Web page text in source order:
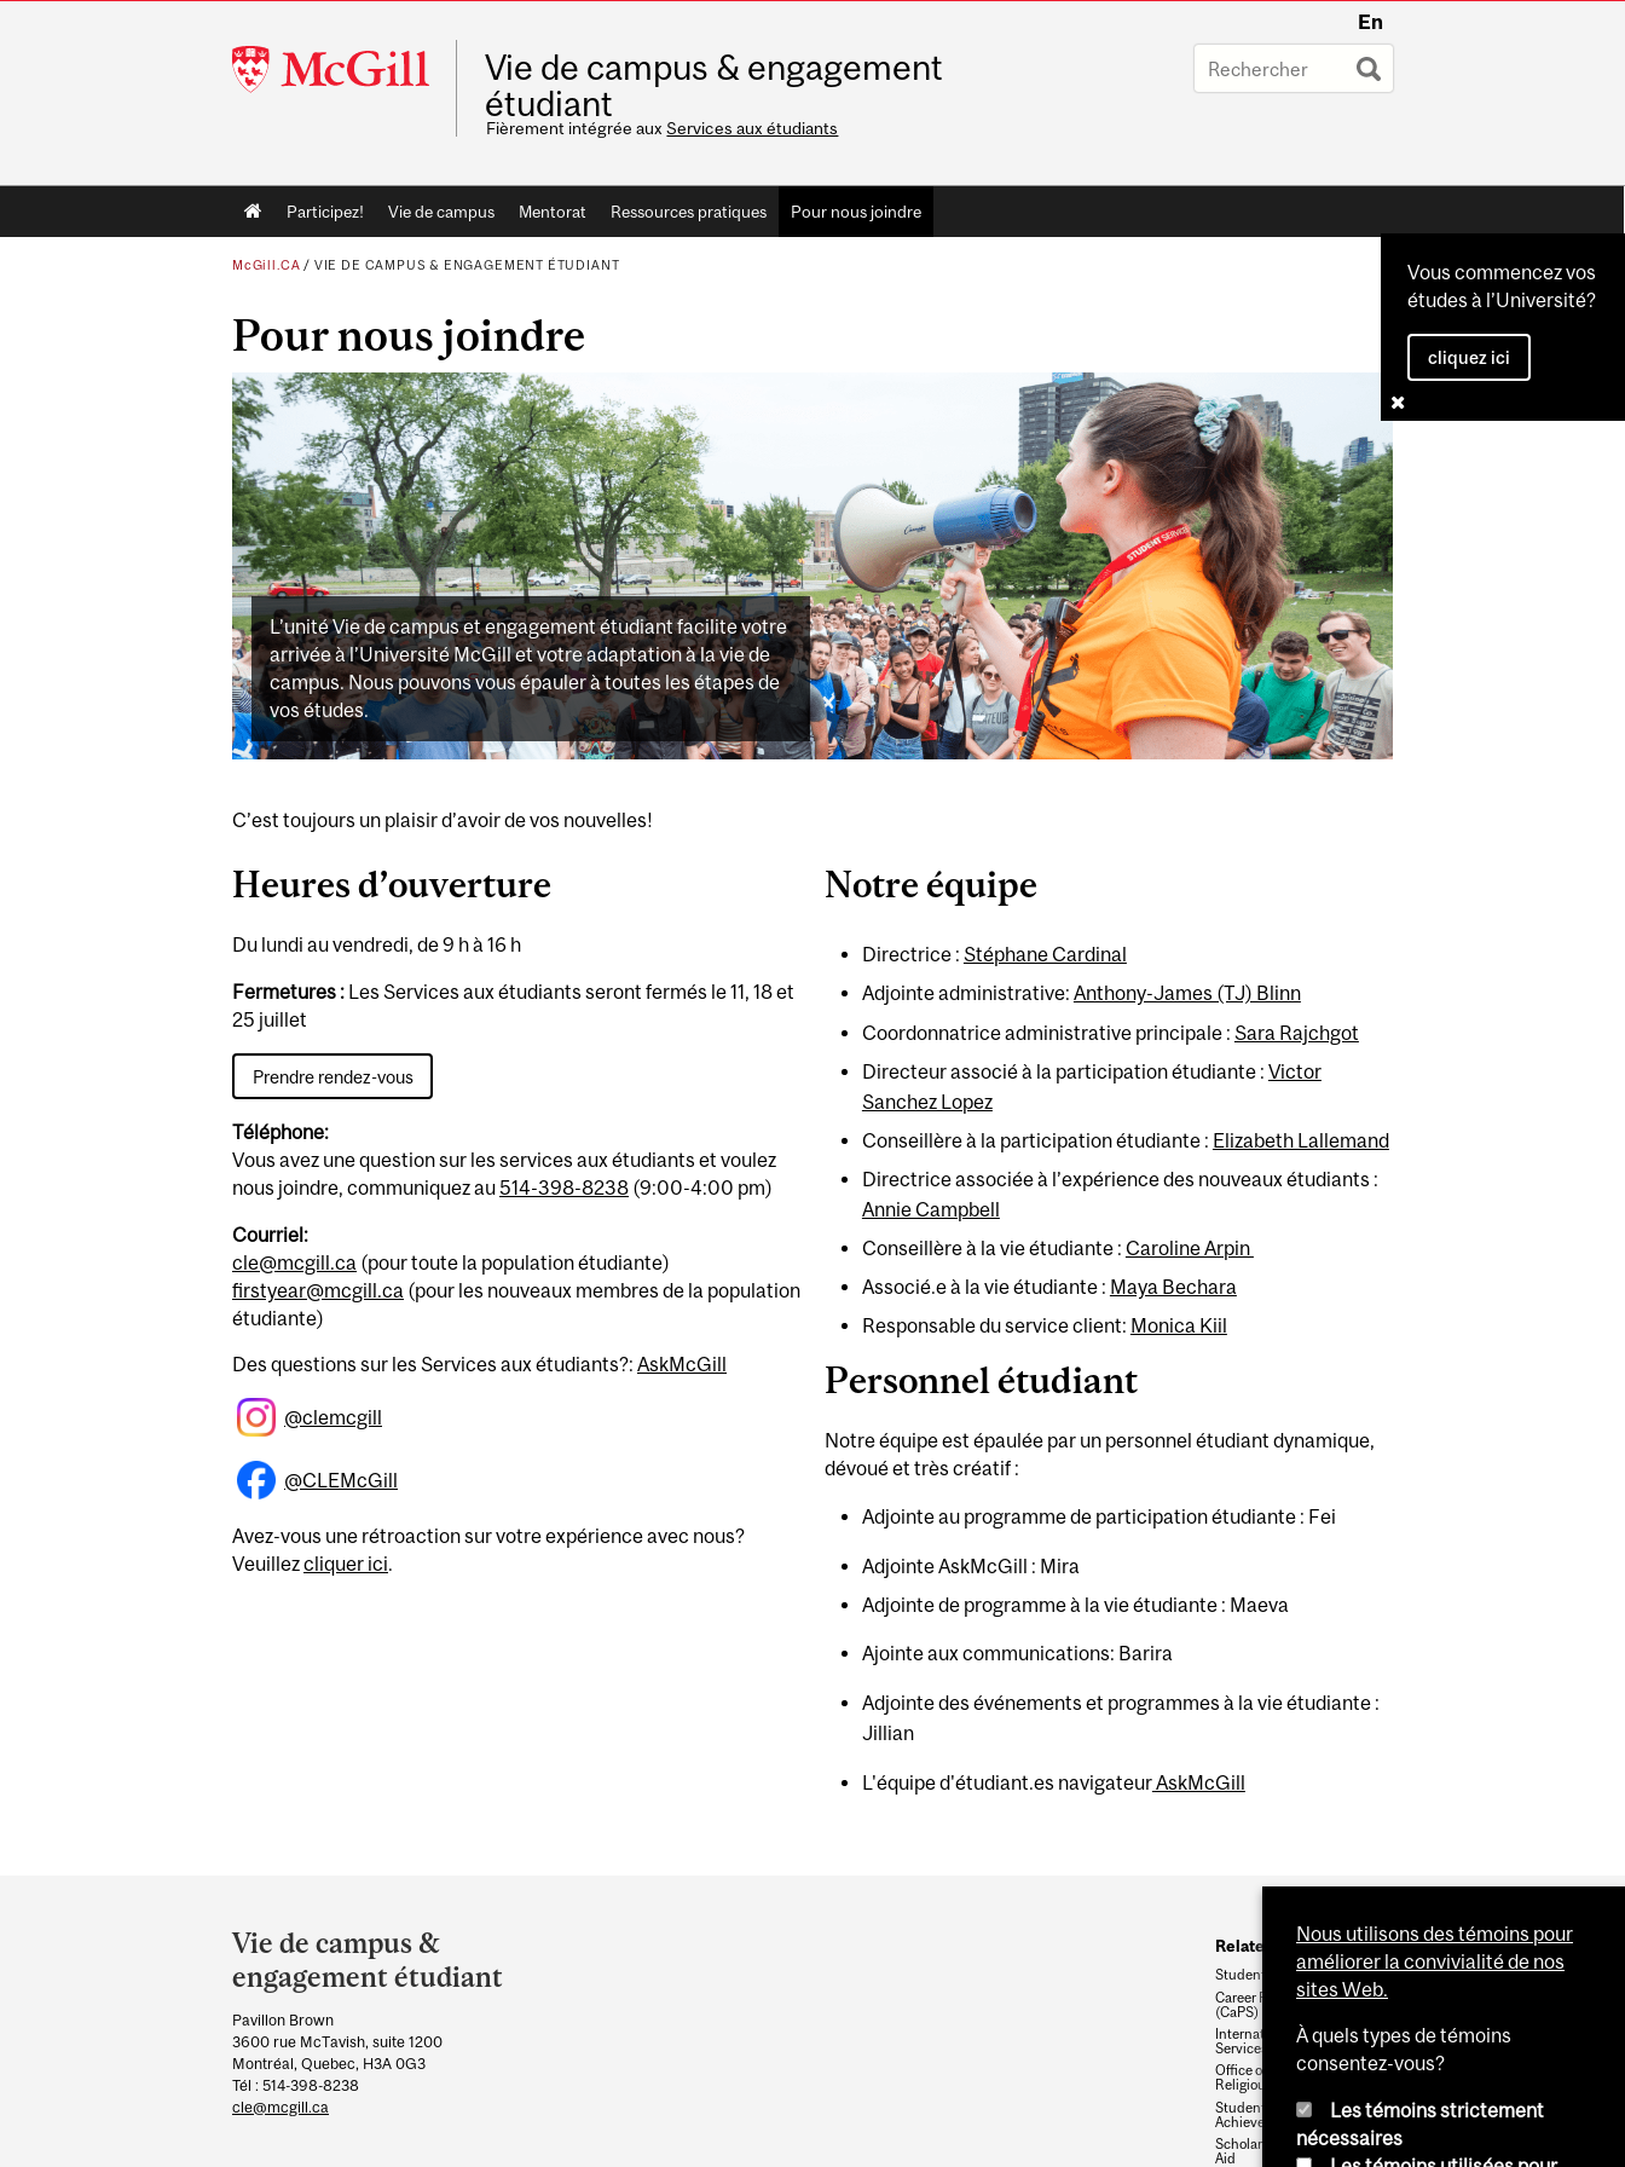
McGill
University
En
Vie de campus & engagement
étudiant
Fièrement intégrée auxServices aux étudiants
Main
navigation
Participez! Vie de campus Mentorat Ressources pratiques Pour nous joindre
Vous commencez vos
études à l’Université?
cliquez ici
McGill.CA / VIE DE CAMPUS & ENGAGEMENT ÉTUDIANT
Pour nous joindre
L’unité Vie de campus et engagement étudiant facilite votre
arrivée à l’Université McGill et votre adaptation à la vie de
campus. Nous pouvons vous épauler à toutes les étapes de
vos études.
C’est toujours un plaisir d’avoir de vos nouvelles!
Heures d’ouverture
Du lundi au vendredi, de 9 h à 16 h
Fermetures : Les Services aux étudiants seront fermés le 11, 18 et
25 juillet
Prendre rendez-vous
Téléphone:
Vous avez une question sur les services aux étudiants et voulez
nous joindre, communiquez au514-398-8238 (9:00-4:00 pm)
Courriel:
cle@mcgill.ca (pour toute la population étudiante)
firstyear@mcgill.ca (pour les nouveaux membres de la population
étudiante)
Des questions sur les Services aux étudiants?: AskMcGill
@clemcgill
@CLEMcGill
Avez-vous une rétroaction sur votre expérience avec nous?
Veuillezcliquer ici.
Notre équipe
Directrice : Stéphane Cardinal
Adjointe administrative: Anthony-James (TJ) Blinn
Coordonnatrice administrative principale : Sara Rajchgot
Directeur associé à la participation étudiante : Victor
Sanchez Lopez
Conseillère à la participation étudiante : Elizabeth Lallemand
Directrice associée à l’expérience des nouveaux étudiants :
Annie Campbell
Conseillère à la vie étudiante : Caroline Arpin
Associé.e à la vie étudiante : Maya Bechara
Responsable du service client: Monica Kiil
Personnel étudiant
Notre équipe est épaulée par un personnel étudiant dynamique,
dévoué et très créatif :
Adjointe au programme de participation étudiante : Fei
Adjointe AskMcGill : Mira
Adjointe de programme à la vie étudiante : Maeva
Ajointe aux communications: Barira
Adjointe des événements et programmes à la vie étudiante :
Jillian
L'équipe d'étudiant.es navigateurAskMcGill
and
University
Information
Vie de campus &
engagement étudiant
Pavillon Brown
3600 rue McTavish, suite 1200
Montréal, Quebec, H3A 0G3
Tél : 514-398-8238
cle@mcgill.ca
Related Sites
Student Services
Career Planning Service
(CaPS)
International Student
Services
Office of Spiritual &
Religious Life (MORSL)
Student Accessibility and
Achievement
Scholarships and Student
Aid
Nous utilisons des témoins pour
améliorer la convivialité de nos
sites Web.
À quels types de témoins
consentez-vous?
Les témoins strictement
nécessaires